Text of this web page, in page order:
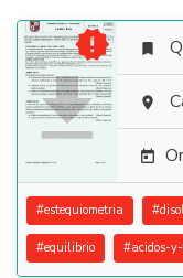

 


#estequiometria #
#equilibrio #acidos-